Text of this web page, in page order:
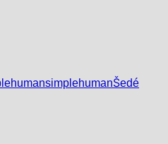
simplehumanŠedé